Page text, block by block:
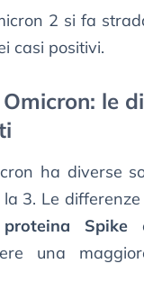
2 si fa
casi positivi.
le
ha diverse
3. Le
proteina Spike
una